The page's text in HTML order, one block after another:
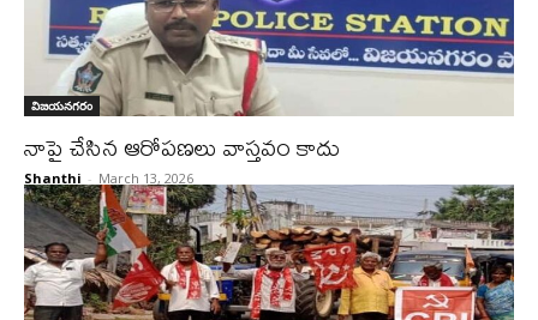
విజయనగరం
నాపై చేసిన ఆరోపణలు వాస్తవం కాదు
Shanthi - March 13, 2026